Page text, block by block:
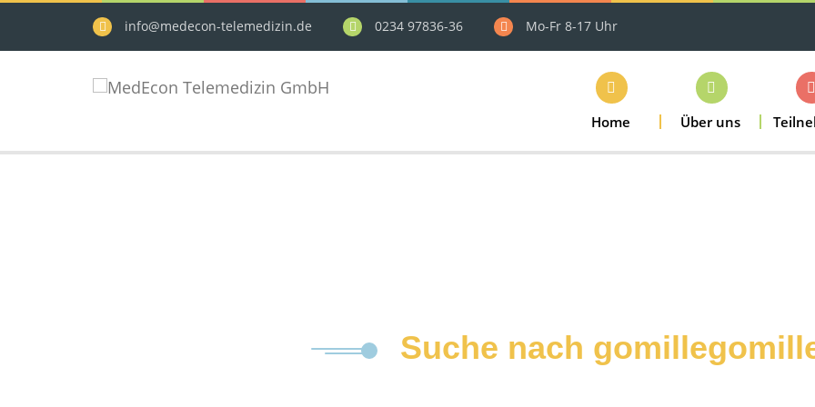
info@medecon-telemedizin.de 0234 97836-36 Mo-Fr 8-17 Uhr
Home Über uns
Suche nach